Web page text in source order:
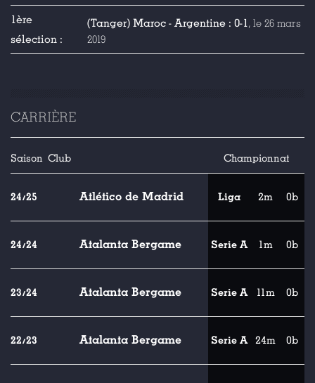
1ère
sélection :
(Tanger) Maroc - Argentine : 0-1, le 26 mars
2019
CARRIÈRE
Saison Club Championnat
24/25 Atlético de Madrid Liga 2m 0b
24/24 Atalanta Bergame Serie A 1m 0b
23/24 Atalanta Bergame Serie A 11m 0b
22/23 Atalanta Bergame Serie A 24m 0b